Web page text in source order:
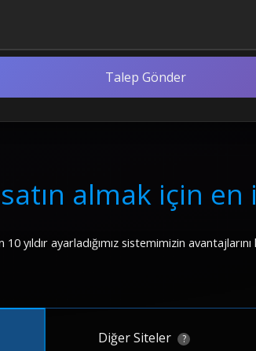
Talep Gönder
almak için en
10 yıldır ayarladığımız sistemimizin
Diğer Siteler ?